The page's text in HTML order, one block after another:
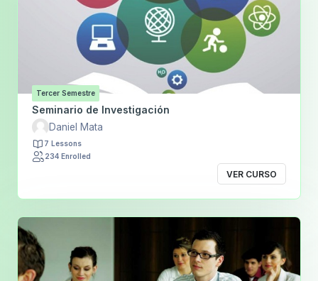
Tercer Semestre
Seminario de Investigación
Daniel Mata
7 Lessons
234 Enrolled
VER CURSO